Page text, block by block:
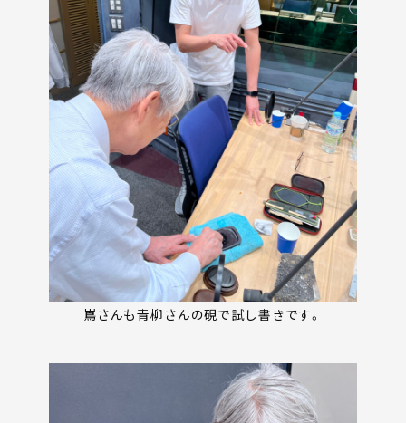
嶌さんも青柳さんの硯で試し書きです。